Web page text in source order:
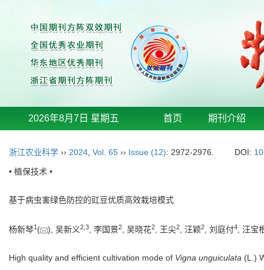
2026年8月7日 星期五 首页 期刊介绍
浙江农业科学 ›› 2024 Vol. 65 ›› Issue (12): 2972-2976. DOI:
• 植保技术 •
基于病虫害绿色防控的豇豆优质高效栽培模式
杨新琴1 ( ), 吴新义2 3, 李国景2, 吴晓花2, 王尖2, 汪颖2, 刘庭付4, 汪宝
High quality and efficient cultivation mode of Vigna unguiculata (L.)